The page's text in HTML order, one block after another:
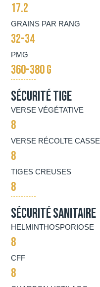
17.2
GRAINS PAR RANG
32-34
PMG
360-380 G
Sécurité tige
VERSE VÉGÉTATIVE
8
VERSE RÉCOLTE CASSE
8
TIGES CREUSES
8
Sécurité Sanitaire
HELMINTHOSPORIOSE
8
CFF
8